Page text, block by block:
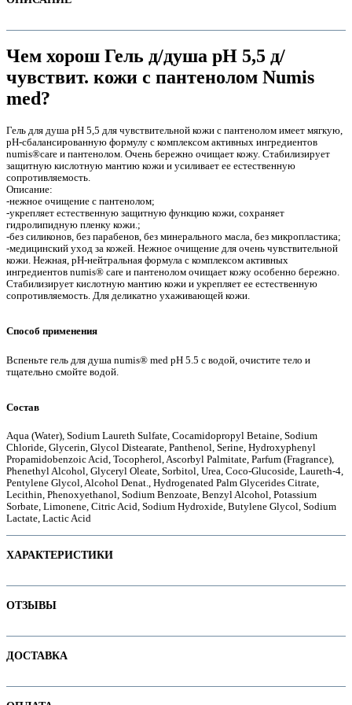
Чем хорош Гель д/душа pH 5,5 д/
чувствит. кожи с пантенолом Numis
med?
Гель для душа pH 5,5 для чувствительной кожи с пантенолом имеет мягкую,
pH-сбалансированную формулу с комплексом активных ингредиентов
numis®care и пантенолом. Очень бережно очищает кожу. Стабилизирует
защитную кислотную мантию кожи и усиливает ее естественную
сопротивляемость.
Описание:
-нежное очищение с пантенолом;
-укрепляет естественную защитную функцию кожи, сохраняет
гидролипидную пленку кожи.;
-без силиконов, без парабенов, без минерального масла, без микропластика;
-медицинский уход за кожей. Нежное очищение для очень чувствительной
кожи. Нежная, pH-нейтральная формула с комплексом активных
ингредиентов numis® care и пантенолом очищает кожу особенно бережно.
Стабилизирует кислотную мантию кожи и укрепляет ее естественную
сопротивляемость. Для деликатно ухаживающей кожи.
Способ применения
Вспеньте гель для душа numis® med pH 5.5 с водой, очистите тело и
тщательно смойте водой.
Состав
Aqua (Water), Sodium Laureth Sulfate, Cocamidopropyl Betaine, Sodium
Chloride, Glycerin, Glycol Distearate, Panthenol, Serine, Hydroxyphenyl
Propamidobenzoic Acid, Tocopherol, Ascorbyl Palmitate, Parfum (Fragrance),
Phenethyl Alcohol, Glyceryl Oleate, Sorbitol, Urea, Coco-Glucoside, Laureth-4,
Pentylene Glycol, Alcohol Denat., Hydrogenated Palm Glycerides Citrate,
Lecithin, Phenoxyethanol, Sodium Benzoate, Benzyl Alcohol, Potassium
Sorbate, Limonene, Citric Acid, Sodium Hydroxide, Butylene Glycol, Sodium
Lactate, Lactic Acid
ХАРАКТЕРИСТИКИ
Категория
Гели для душа
Бренд
ОТЗЫВЫ
ДОСТАВКА
В интернет-магазине доступны варианты доставки: